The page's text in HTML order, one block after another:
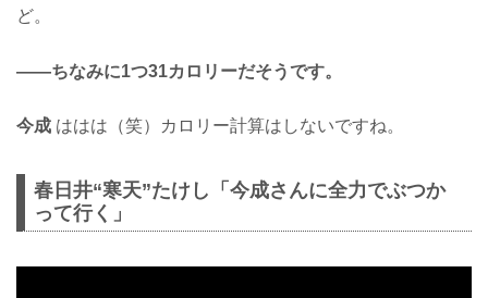
ど。
——ちなみに1つ31カロリーだそうです。
今成 ははは（笑）カロリー計算はしないですね。
春日井“寒天”たけし「今成さんに全力でぶつか
って行く」